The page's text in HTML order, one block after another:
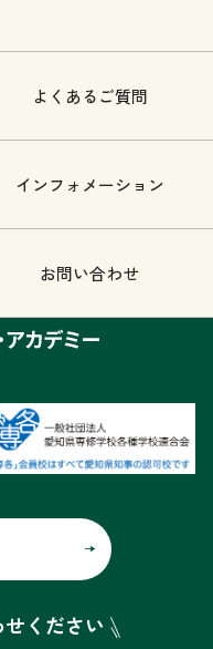
よくあるご質問
インフォメーション
お問い合わせ
ください